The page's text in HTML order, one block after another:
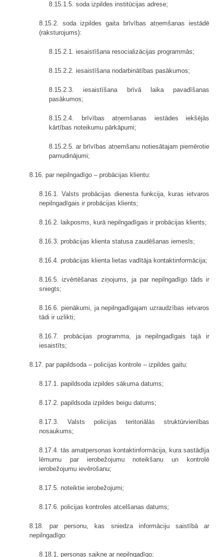
8.15.1.5. soda izpildes institūcijas adrese;
8.15.2. soda izpildes gaita brīvības atņemšanas iestādē
(raksturojums):
8.15.2.1. iesaistīšana resocializācijas programmās;
8.15.2.2. iesaistīšana nodarbinātības pasākumos;
8.15.2.3. iesaistīšana brīvā laika pavadīšanas
pasākumos;
8.15.2.4. brīvības atņemšanas iestādes iekšējās
kārtības noteikumu pārkāpumi;
8.15.2.5. ar brīvības atņemšanu notiesātajam piemērotie
pamudinājumi;
8.16. par nepilngadīgo – probācijas klientu:
8.16.1. Valsts probācijas dienesta funkcija, kuras ietvaros
nepilngadīgais ir probācijas klients;
8.16.2. laikposms, kurā nepilngadīgais ir probācijas klients;
8.16.3. probācijas klienta statusa zaudēšanas iemesls;
8.16.4. probācijas klienta lietas vadītāja kontaktinformācija;
8.16.5. izvērtēšanas ziņojums, ja par nepilngadīgo tāds ir
sniegts;
8.16.6. pienākumi, ja nepilngadīgajam uzraudzības ietvaros
tādi ir uzlikti;
8.16.7. probācijas programma, ja nepilngadīgais tajā ir
iesaistīts;
8.17. par papildsoda – policijas kontrole – izpildes gaitu:
8.17.1. papildsoda izpildes sākuma datums;
8.17.2. papildsoda izpildes beigu datums;
8.17.3. Valsts policijas teritoriālās struktūrvienības
nosaukums;
8.17.4. tās amatpersonas kontaktinformācija, kura sastādīja
lēmumu par ierobežojumu noteikšanu un kontrolē
ierobežojumu ievērošanu;
8.17.5. noteiktie ierobežojumi;
8.17.6. policijas kontroles atcelšanas datums;
8.18. par personu, kas sniedza informāciju saistībā ar
nepilngadīgo:
8.18.1. personas saikne ar nepilngadīgo;